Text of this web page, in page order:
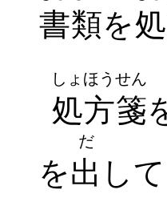
書類を
処方箋
しょほうせん
を出
だ
し